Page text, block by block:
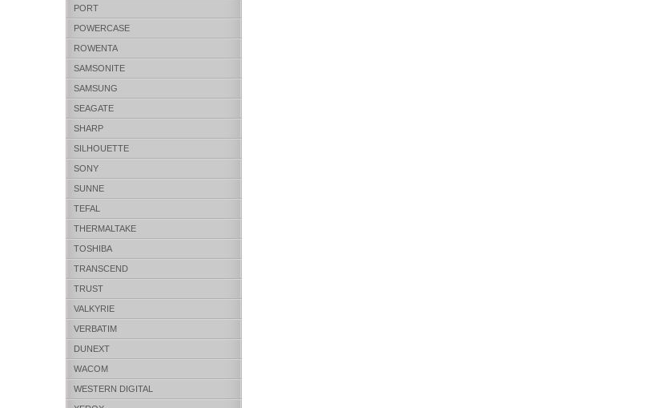
PORT
POWERCASE
ROWENTA
SAMSONITE
SAMSUNG
SEAGATE
SHARP
SILHOUETTE
SONY
SUNNE
TEFAL
THERMALTAKE
TOSHIBA
TRANSCEND
TRUST
VALKYRIE
VERBATIM
DUNEXT
WACOM
WESTERN DIGITAL